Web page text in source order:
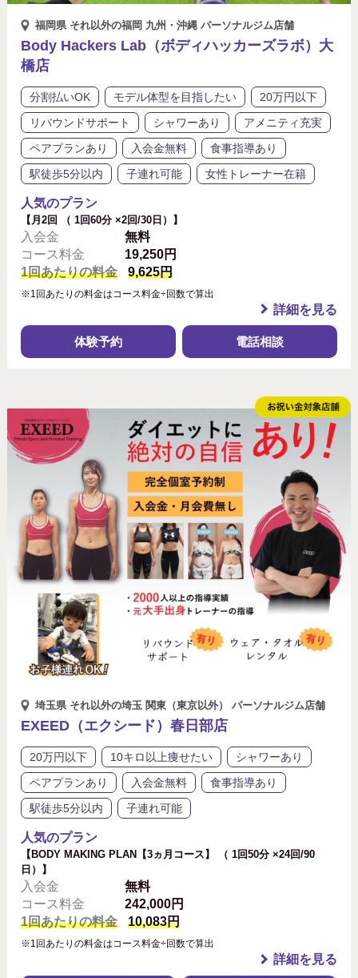
福岡県 それ以外の福岡 九州・沖縄 パーソナルジム店舗
Body Hackers Lab（ボディハッカーズラボ）大
橋店
分割払いOK モデル体型を目指したい
20万円以下
リバウンドサポート
シャワーあり
アメニティ充実
ペアプランあり
入会金無料
食事指導あり
駅徒歩5分以内
子連れ可能 女性トレーナー在籍
人気のプラン
【月2回 （ 1回60分 ×2回/30日）】
入会金
無料
コース料金
19,250円
1回あたりの料金
9,625円
※1回あたりの料金はコース料金÷回数で算出
詳細を見る
体験予約 電話相談
埼玉県 それ以外の埼玉 関東（東京以外） パーソナルジム店舗
EXEED（エクシード）春日部店
20万円以下 10キロ以上痩せたい
シャワーあり
ペアプランあり
入会金無料
食事指導あり
駅徒歩5分以内
子連れ可能
人気のプラン
【BODY MAKING PLAN【3ヵ月コース】 （ 1回50分 ×24回/90
日）】
入会金
無料
コース料金
242,000円
1回あたりの料金
10,083円
※1回あたりの料金はコース料金÷回数で算出
詳細を見る